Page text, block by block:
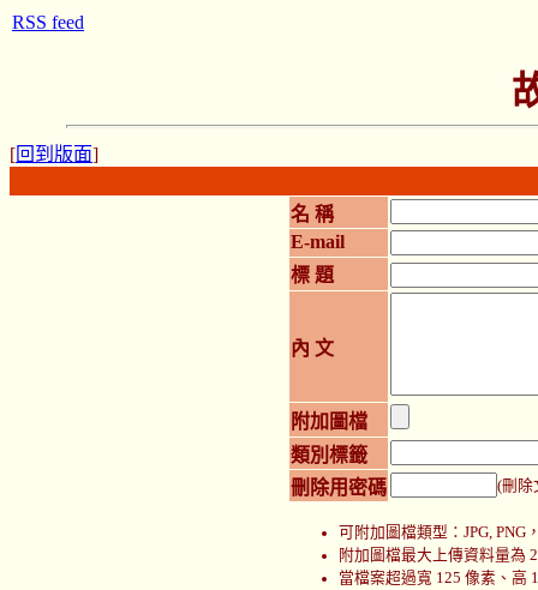
[回到版面]
名 稱
E-mail
標 題
內 文
附加圖檔
類別標籤
刪除用密碼
(刪除
可附加圖檔類型：JPG, PNG
附加圖檔最大上傳資料量為
當檔案超過寬 125 像素、高
RSS feed